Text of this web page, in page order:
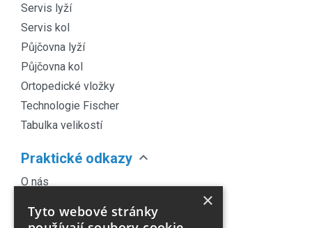
Servis lyží
Servis kol
Půjčovna lyží
Půjčovna kol
Ortopedické vložky
Technologie Fischer
Tabulka velikostí
Praktické odkazy expand_more
O nás
Obchodní podmínky
×
Tyto webové stránky